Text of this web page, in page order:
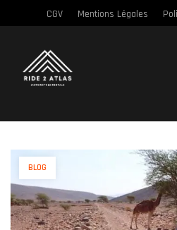
CGV Mentions Légales
BLOG